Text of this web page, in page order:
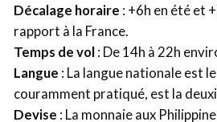
Décalage horaire : +6h en été et
rapport à la France.
Temps de vol: De 14h à 22h
Langue : La langue nationale est
couramment pratiqué, est la
Devise : La monnaie aux